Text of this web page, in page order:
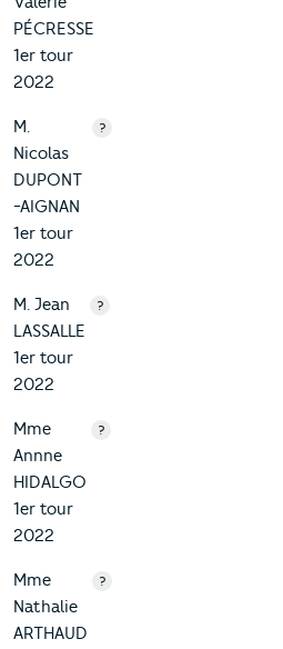
PÉCRESSE
1er tour
2022
M.
Nicolas
DUPONT
-AIGNAN
1er tour
2022
?
M. Jean
LASSALLE
1er tour
2022
?
Mme
Annne
HIDALGO
1er tour
2022
?
Mme
Nathalie
ARTHAUD
?